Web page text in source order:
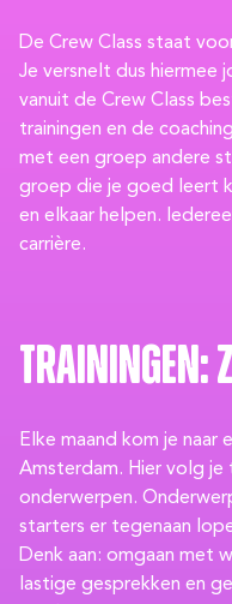
De Crew Class staat
Je versnelt dus hiermee
vanuit de Crew Class
trainingen en de
met een groep andere
groep die je goed leert
en elkaar helpen.
carrière.
Trainingen:
Elke maand kom je naar
Amsterdam. Hier volg je
onderwerpen.
starters er tegenaan
Denk aan: omgaan met
lastige gesprekken en